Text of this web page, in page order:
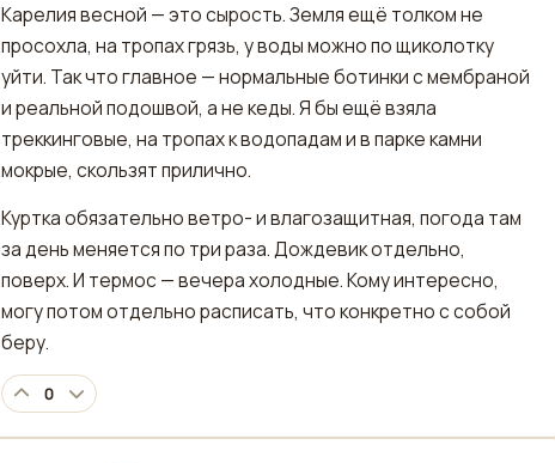
Карелия весной — это сырость. Земля ещё толком не
просохла, на тропах грязь, у воды можно по щиколотку
уйти. Так что главное — нормальные ботинки с мембраной
и реальной подошвой, а не кеды. Я бы ещё взяла
треккинговые, на тропах к водопадам и в парке камни
мокрые, скользят прилично.
Куртка обязательно ветро- и влагозащитная, погода там
за день меняется по три раза. Дождевик отдельно,
поверх. И термос — вечера холодные. Кому интересно,
могу потом отдельно расписать, что конкретно с собой
беру.
0